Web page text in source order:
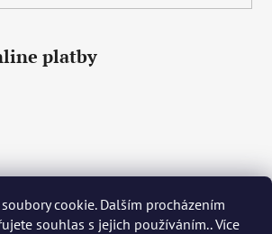
cookie. Dalším procházením
souhlas s jejich používáním.. Více
platby
English Deutsch Magyar
Italiano Español Français